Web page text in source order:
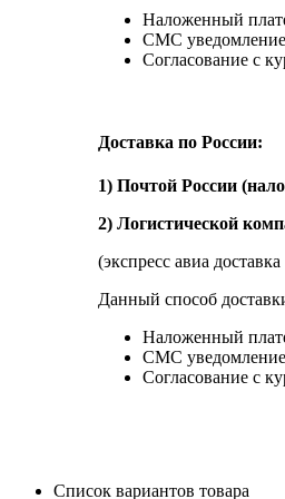
Наложенный
СМС уведомление
Согласование с
Доставка по России:
1) Почтой России
2) Логистической
(экспресс авиа
Данный способ
Наложенный
СМС уведомление
Согласование с
Список вариантов товара